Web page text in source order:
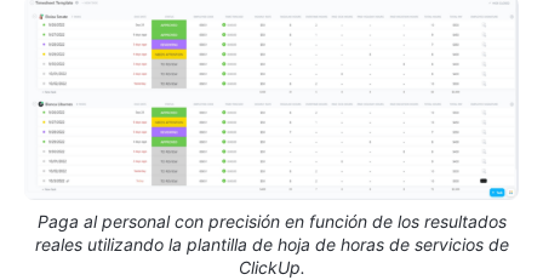
Paga al personal con precisión en función de los resultados
reales utilizando la plantilla de hoja de horas de servicios de
ClickUp.